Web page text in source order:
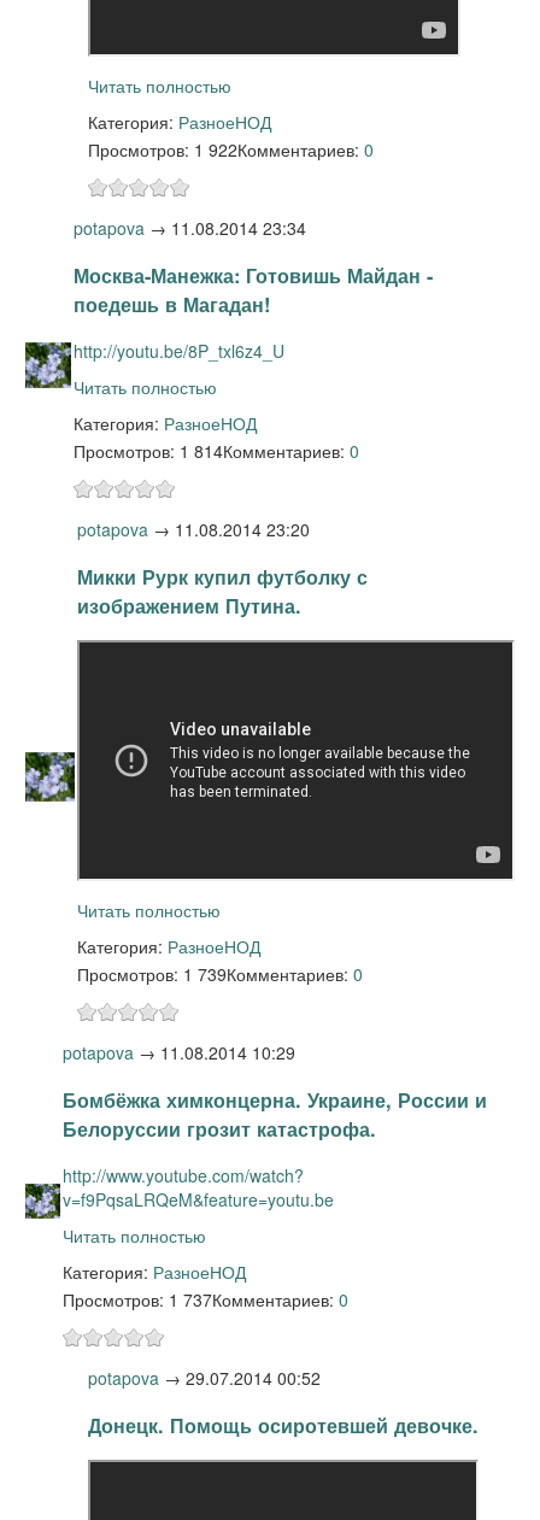
Читать полностью
Категория: РазноеНОД
Просмотров: 1 922Комментариев: 0
potapova → 11.08.2014 23:34
Москва-Манежка: Готовишь Майдан -
поедешь в Магадан!
http://youtu.be/8P_txl6z4_U
Читать полностью
Категория: РазноеНОД
Просмотров: 1 814Комментариев: 0
potapova → 11.08.2014 23:20
Микки Рурк купил футболку с
изображением Путина.
Читать полностью
Категория: РазноеНОД
Просмотров: 1 739Комментариев: 0
potapova → 11.08.2014 10:29
Бомбёжка химконцерна. Украине, России и
Белоруссии грозит катастрофа.
http://www.youtube.com/watch?
v=f9PqsaLRQeM&feature=youtu.be
Читать полностью
Категория: РазноеНОД
Просмотров: 1 737Комментариев: 0
potapova → 29.07.2014 00:52
Донецк. Помощь осиротевшей девочке.